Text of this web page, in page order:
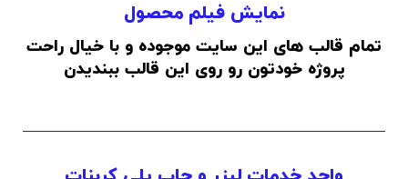
نمایش فیلم محصول
تمام قالب های این سایت موجوده و با خیال راحت
پروژه خودتون رو روی این قالب ببندیدن